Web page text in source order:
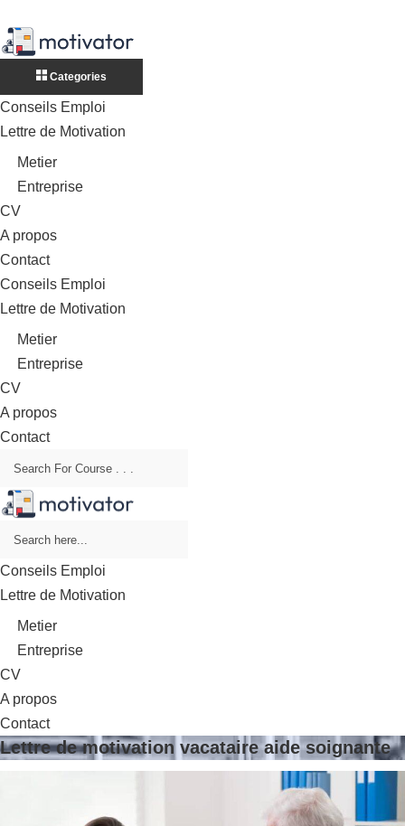
Categories
Conseils Emploi
Lettre de Motivation
Metier
Entreprise
CV
A propos
Contact
Conseils Emploi
Lettre de Motivation
Metier
Entreprise
CV
A propos
Contact
Conseils Emploi
Lettre de Motivation
Metier
Entreprise
CV
A propos
Contact
Lettre de motivation vacataire aide soignante